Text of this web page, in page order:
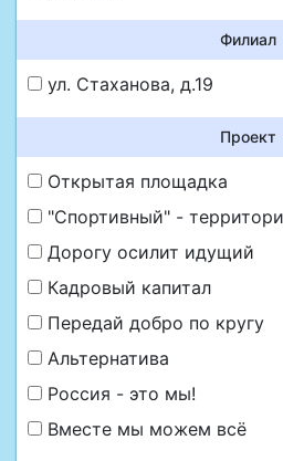
Филиал
ул. Стаханова, д.19
Проект
Открытая площадка
"Спортивный" -
Дорогу осилит идущий
Кадровый капитал
Передай добро по кругу
Альтернатива
Россия - это мы!
Вместе мы можем всё